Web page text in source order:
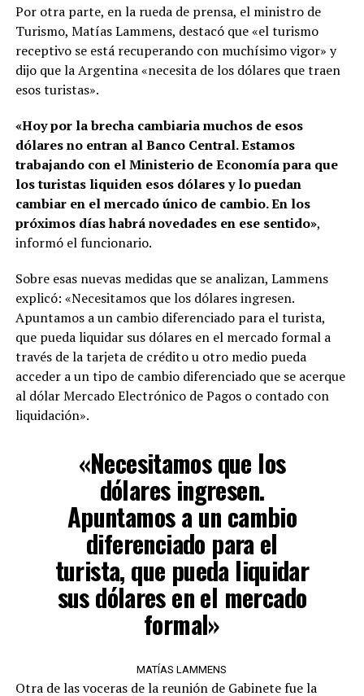
Por otra parte, en la rueda de prensa, el ministro de
Turismo, Matías Lammens, destacó que «el turismo
receptivo se está recuperando con muchísimo vigor» y
dijo que la Argentina «necesita de los dólares que traen
esos turistas».
«Hoy por la brecha cambiaria muchos de esos
dólares no entran al Banco Central. Estamos
trabajando con el Ministerio de Economía para que
los turistas liquiden esos dólares y lo puedan
cambiar en el mercado único de cambio. En los
próximos días habrá novedades en ese sentido»,
informó el funcionario.
Sobre esas nuevas medidas que se analizan, Lammens
explicó: «Necesitamos que los dólares ingresen.
Apuntamos a un cambio diferenciado para el turista,
que pueda liquidar sus dólares en el mercado formal a
través de la tarjeta de crédito u otro medio pueda
acceder a un tipo de cambio diferenciado que se acerque
al dólar Mercado Electrónico de Pagos o contado con
liquidación».
«Necesitamos que los
dólares ingresen.
Apuntamos a un cambio
diferenciado para el
turista, que pueda liquidar
sus dólares en el mercado
formal»
MATÍAS LAMMENS
Otra de las voceras de la reunión de Gabinete fue la